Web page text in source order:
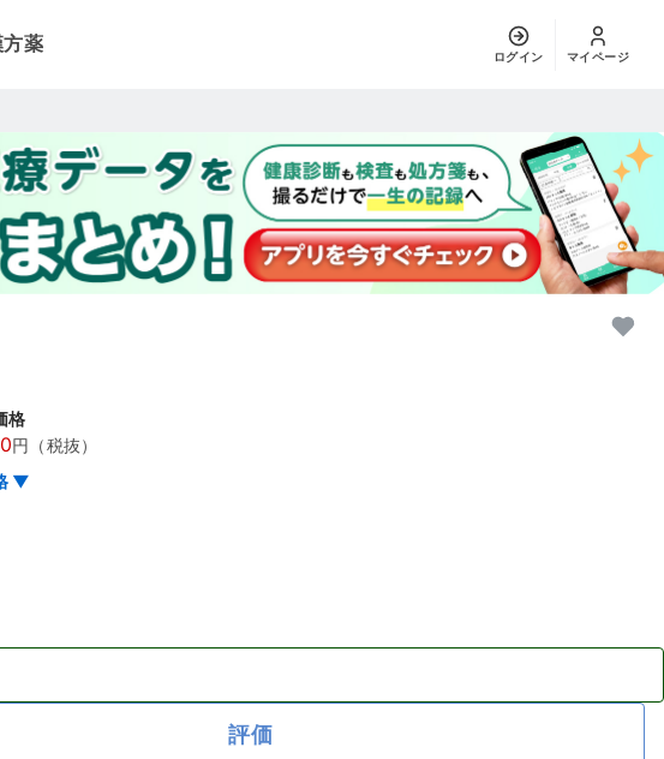
薬
ログイン マイページ
格
円（税抜）
▼
評価